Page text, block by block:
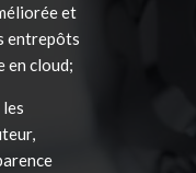
et
entrepôts
en cloud;